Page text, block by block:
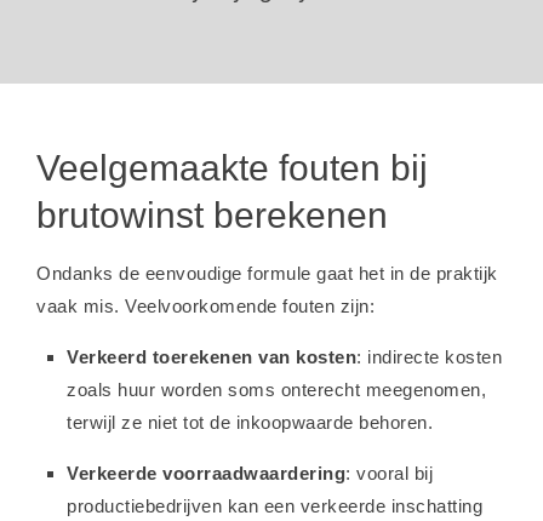
Veelgemaakte fouten bij
brutowinst berekenen
Ondanks de eenvoudige formule gaat het in de praktijk
vaak mis. Veelvoorkomende fouten zijn:
Verkeerd toerekenen van kosten: indirecte kosten
zoals huur worden soms onterecht meegenomen,
terwijl ze niet tot de inkoopwaarde behoren.
Verkeerde voorraadwaardering: vooral bij
productiebedrijven kan een verkeerde inschatting